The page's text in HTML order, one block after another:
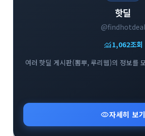
핫딜
@findhotdeal
monitoring1,062조회
여러 핫딜 게시판(뽐뿌, 루리웹)의 정보를
visibility자세히 보기